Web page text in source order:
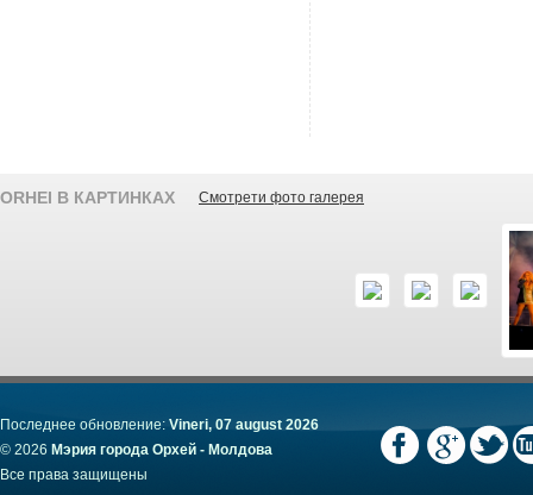
ORHEI В КАРТИНКАХ Смотрети фото галерея
Последнее обновление: Vineri, 07 august 2026
© 2026 Мэрия города Орхей - Молдова
Все права защищены